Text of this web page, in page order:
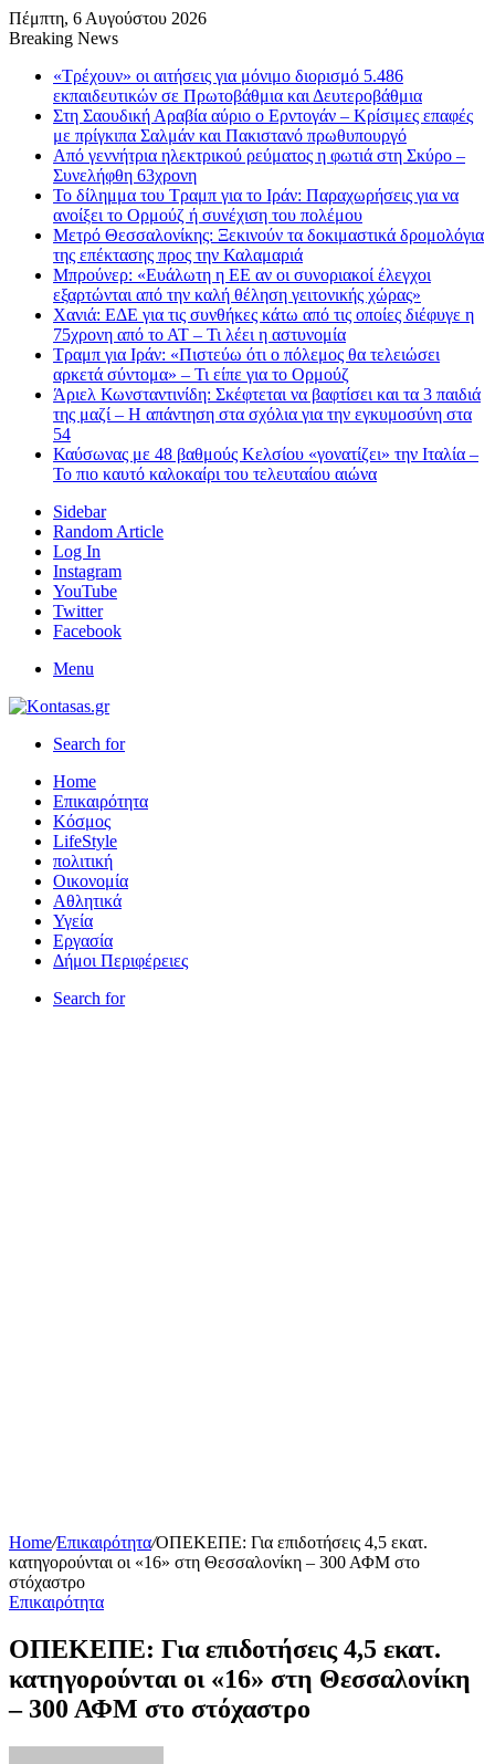
Πέμπτη, 6 Αυγούστου 2026
Breaking News
«Τρέχουν» οι αιτήσεις για μόνιμο διορισμό 5.486
εκπαιδευτικών σε Πρωτοβάθμια και Δευτεροβάθμια
Στη Σαουδική Αραβία αύριο ο Ερντογάν – Κρίσιμες επαφές
με πρίγκιπα Σαλμάν και Πακιστανό πρωθυπουργό
Από γεννήτρια ηλεκτρικού ρεύματος η φωτιά στη Σκύρο –
Συνελήφθη 63χρονη
Το δίλημμα του Τραμπ για το Ιράν: Παραχωρήσεις για να
ανοίξει το Ορμούζ ή συνέχιση του πολέμου
Μετρό Θεσσαλονίκης: Ξεκινούν τα δοκιμαστικά δρομολόγια
της επέκτασης προς την Καλαμαριά
Μπρούνερ: «Ευάλωτη η ΕΕ αν οι συνοριακοί έλεγχοι
εξαρτώνται από την καλή θέληση γειτονικής χώρας»
Χανιά: ΕΔΕ για τις συνθήκες κάτω από τις οποίες διέφυγε η
75χρονη από το ΑΤ – Τι λέει η αστυνομία
Τραμπ για Ιράν: «Πιστεύω ότι ο πόλεμος θα τελειώσει
αρκετά σύντομα» – Τι είπε για το Ορμούζ
Άριελ Κωνσταντινίδη: Σκέφτεται να βαφτίσει και τα 3 παιδιά
της μαζί – Η απάντηση στα σχόλια για την εγκυμοσύνη στα
54
Καύσωνας με 48 βαθμούς Κελσίου «γονατίζει» την Ιταλία –
Το πιο καυτό καλοκαίρι του τελευταίου αιώνα
Sidebar
Random Article
Log In
Instagram
YouTube
Twitter
Facebook
Menu
Search for
Home
Επικαιρότητα
Κόσμος
LifeStyle
πολιτική
Οικονομία
Αθλητικά
Υγεία
Εργασία
Δήμοι Περιφέρειες
Search for
Home/Επικαιρότητα/ΟΠΕΚΕΠΕ: Για επιδοτήσεις 4,5 εκατ.
κατηγορούνται οι «16» στη Θεσσαλονίκη – 300 ΑΦΜ στο
στόχαστρο
Επικαιρότητα
ΟΠΕΚΕΠΕ: Για επιδοτήσεις 4,5 εκατ.
κατηγορούνται οι «16» στη Θεσσαλονίκη
– 300 ΑΦΜ στο στόχαστρο